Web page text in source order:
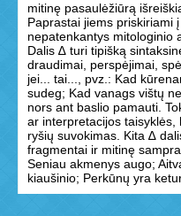
mitinę pasaulėžiūrą
Paprastai jiems priskiriami
nepatenkantys mitologinio
Dalis ∆ turi tipišką
draudimai, perspėjimai,
jei... tai..., pvz.: Kad
sudeg; Kad vanags vištų
nors ant baslio pamauti.
ar interpretacijos
ryšių suvokimas. Kita ∆
fragmentai ir mitinę
Seniau akmenys augo;
kiaušinio; Perkūnų yra